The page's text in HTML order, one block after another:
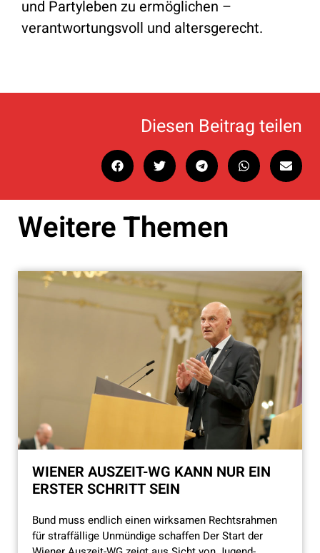
und Partyleben zu ermöglichen –
verantwortungsvoll und altersgerecht.
Diesen Beitrag teilen
Weitere Themen
WIENER AUSZEIT-WG KANN NUR EIN
ERSTER SCHRITT SEIN
Bund muss endlich einen wirksamen Rechtsrahmen
für straffällige Unmündige schaffen Der Start der